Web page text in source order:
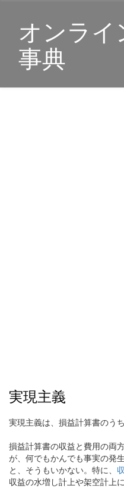
オンライ
事典
実現主義
実現主義は、損益計算書のう
損益計算書の収益と費用の両
が、何でもかんでも事実の発
と、そうもいかない。特に、
収益の水増し計上や架空計上に